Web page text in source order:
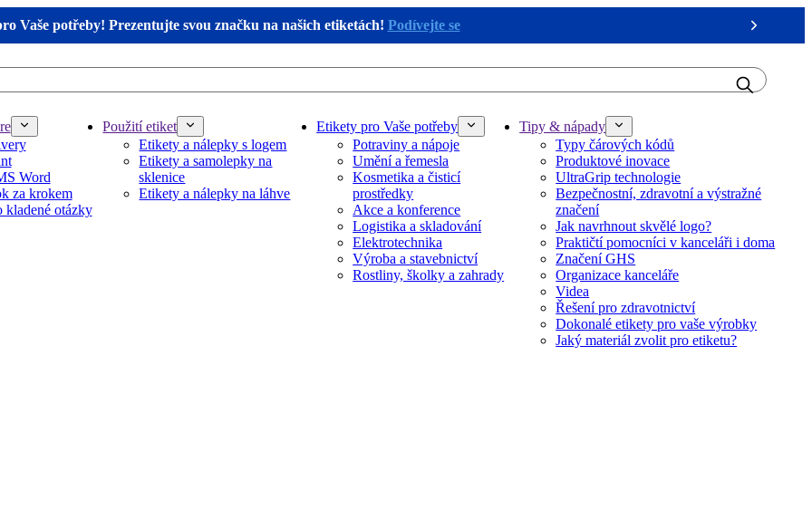
Vaše potřeby! Prezentujte svou značku na našich etiketách! Podívejte se
Next
Word
za krokem
kladené otázky
Použití etiket
Etikety a nálepky s logem
Etikety a samolepky na
sklenice
Etikety a nálepky na láhve
Etikety pro Vaše potřeby
Potraviny a nápoje
Umění a řemesla
Kosmetika a čisticí
prostředky
Akce a konference
Logistika a skladování
Elektrotechnika
Výroba a stavebnictví
Rostliny, školky a zahrady
Tipy & nápady
Typy čárových kódů
Produktové inovace
UltraGrip technologie
Bezpečnostní, zdravotní a výstražné
značení
Jak navrhnout skvělé logo?
Praktičtí pomocníci v kanceláři i doma
Značení GHS
Organizace kanceláře
Videa
Řešení pro zdravotnictví
Dokonalé etikety pro vaše výrobky
Jaký materiál zvolit pro etiketu?